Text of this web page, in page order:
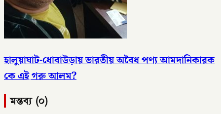
হালুয়াঘাট-ধোবাউড়ায় ভারতীয় অবৈধ পণ্য আমদানিকারক
কে এই গরু আলম?
মন্তব্য (০)